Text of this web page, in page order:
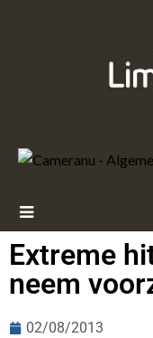
Extreme
neem
02/08/2013